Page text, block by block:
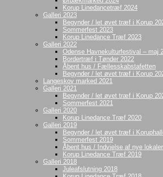
Korup Linedancetræf 2024
Galleri 2023
Begynder / let øvet træf i Korup
Sommerfest 2023
Korup Linedance Træf 2023
Galleri 2022
Odense Havnekulturfestival – maj
Bordertræf i Tønder 2022
Åbent hus / Fællesskabstafetten
Begynder / let øvet træf i Korup
Langeskov marked 2021
Galleri 2021
Begynder / let øvet træf i Korup
Sommerfest 2021
Galleri 2020
Korup Linedance Træf 2020
Galleri 2019
Begynder / let øvet træf i
Sommerfest 2019
Åbent hus / Indvielse af nye
Korup Linedance Træf 2019
Galleri 2018
Juleafslutning 2018